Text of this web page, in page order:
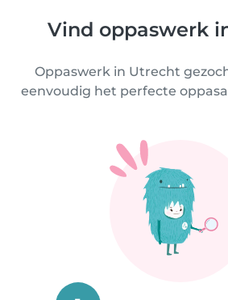
Vind oppaswerk
Oppaswerk in Utrecht
eenvoudig het perfecte